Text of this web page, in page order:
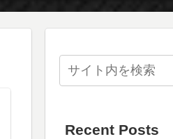
Recent Posts